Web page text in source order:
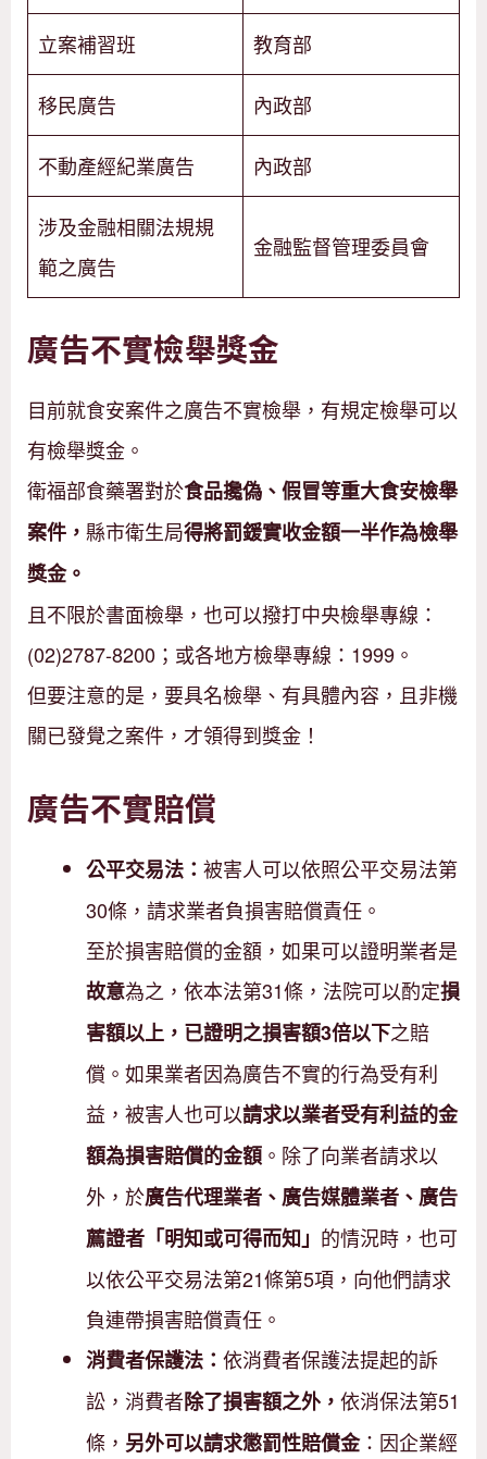
立案補習班 教育部
移民廣告 內政部
不動產經紀業廣告 內政部
涉及金融相關法規規
範之廣告
金融監督管理委員會
廣告不實檢舉獎金
目前就食安案件之廣告不實檢舉，有規定檢舉可以
有檢舉獎金。
衛福部食藥署對於食品攙偽、假冒等重大食安檢舉
案件， 縣市衛生局得將罰鍰實收金額一半作為檢舉
獎金。
且不限於書面檢舉，也可以撥打中央檢舉專線：
(02)2787-8200；或各地方檢舉專線：1999。
但要注意的是，要具名檢舉、有具體內容，且非機
關已發覺之案件，才領得到獎金！
廣告不實賠償
公平交易法： 被害人可以依照公平交易法第
30條，請求業者負損害賠償責任。
至於損害賠償的金額，如果可以證明業者是
故意為之，依本法第31條，法院可以酌定損
害額以上，已證明之損害額3倍以下之賠
償。如果業者因為廣告不實的行為受有利
益，被害人也可以請求以業者受有利益的金
額為損害賠償的金額。除了向業者請求以
外，於廣告代理業者、廣告媒體業者、廣告
薦證者「明知或可得而知」 的情況時，也可
以依公平交易法第21條第5項，向他們請求
負連帶損害賠償責任。
消費者保護法： 依消費者保護法提起的訴
訟，消費者除了損害額之外， 依消保法第51
條， 另外可以請求懲罰性賠償金：因企業經